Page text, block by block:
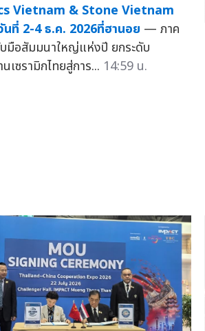
Vietnam & Stone Vietnam
นที่ 2-4 ธ.ค. 2026ที่ฮานอย — ภาค
มือสัมมนาใหญ่แห่งปี ยกระดับ
เซรามิกไทยสู่การ... 14:59 น.